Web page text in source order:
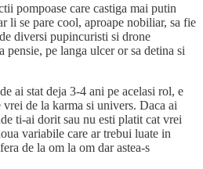
pompoase care castiga mai putin
li se pare cool, aproape nobiliar, sa fie
diversi pupincuristi si drone
pensie, pe langa ulcer or sa detina si
ai stat deja 3-4 ani pe acelasi rol, e
vrei de la karma si univers. Daca ai
ti-ai dorit sau nu esti platit cat vrei
variabile care ar trebui luate in
de la om la om dar astea-s